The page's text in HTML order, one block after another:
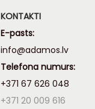
KONTAKTI
E-pasts:
info@adamos.lv
Telefona numurs:
+371 67 626 048
+371 20 009 616